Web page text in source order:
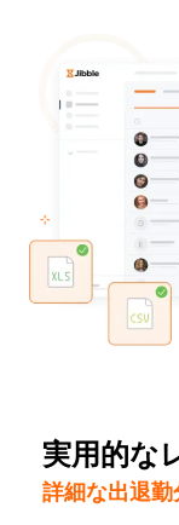
実用的な
詳細な出退